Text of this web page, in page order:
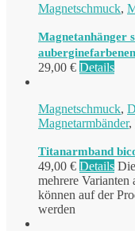
Magnetschmuck,
Magnetanhänger
29,00 € Details
Magnetschmuck,
Magnetarmbänder,
Titanarmband
49,00 € Details
mehrere
können auf der
werden